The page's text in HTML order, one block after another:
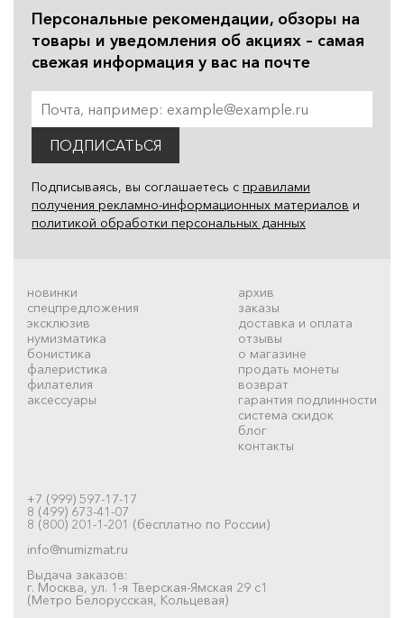
Персональные рекомендации, обзоры на
товары и уведомления об акциях – самая
свежая информация у вас на почте
ПОДПИСАТЬСЯ
Подписываясь, вы соглашаетесь с правилами
получения рекламно-информационных материалов и
политикой обработки персональных данных
новинки
спецпредложения
эксклюзив
нумизматика
бонистика
фалеристика
филателия
аксессуары
архив
заказы
доставка и оплата
отзывы
о магазине
продать монеты
возврат
гарантия подлинности
система скидок
блог
контакты
+7 (999) 597-17-17
8 (499) 673-41-07
8 (800) 201-1-201 (бесплатно по России)
info@numizmat.ru
Выдача заказов:
г. Москва, ул. 1-я Тверская-Ямская 29 с1
(Метро Белорусская, Кольцевая)